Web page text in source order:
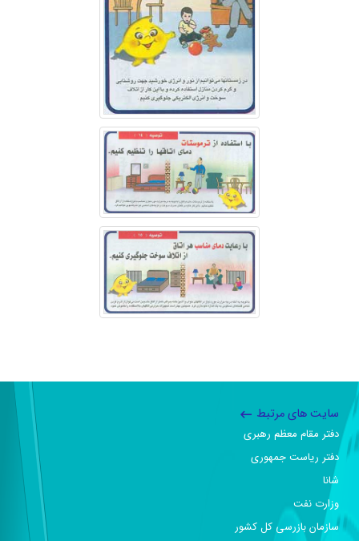
سایت های مرتبط
دفتر مقام معظم رهبری
دفتر ریاست جمهوری
شانا
وزارت نفت
سازمان بازرسی کل کشور